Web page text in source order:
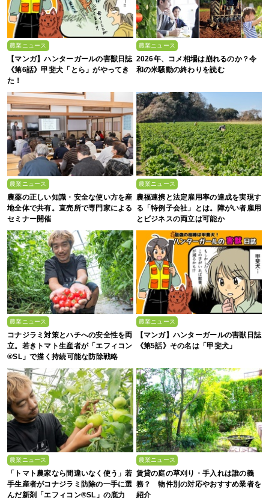
農業ニュース
【マンガ】ハンターガールの害獣日誌
《第6話》甲斐犬「とら」がやってき
た！
農業ニュース
2026年、コメ相場は崩れるのか？令
和の米騒動の終わりを読む
農業ニュース
農薬の正しい知識・安全な使い方を産
地全体で共有。直売所で専門家による
セミナー開催
農業ニュース
農福連携と法定雇用率の達成を実現す
る「特例子会社」とは。障がい者雇用
とビジネスの両立は可能か
農業ニュース
コナジラミ対策とハチへの安全性を両
立。若きトマト生産者が「エフィコン
®SL」で描く持続可能な防除戦略
農業ニュース
【マンガ】ハンターガールの害獣日誌
《第5話》その名は「甲斐犬」
農業ニュース
「トマト農家なら間違いなく使う」若
手生産者がコナジラミ防除の一手に選
んだ新剤「エフィコン®SL」の底力
農業ニュース
賃貸の庭の草刈り・手入れは誰の義
務？ 物件別の対応やおすすめ業者を
紹介